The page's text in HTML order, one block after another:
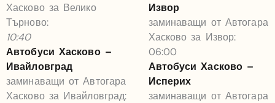
Хасково за Велико
Търново:
10:40
Автобуси Хасково –
Ивайловград
заминаващи от Автогара
Хасково за Ивайловград:
Извор
заминаващи от Автогара
Хасково за Извор:
06:00
Автобуси Хасково –
Исперих
заминаващи от Автогара